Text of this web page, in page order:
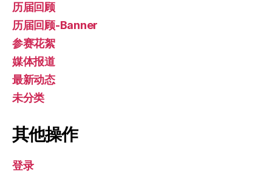
历届回顾
历届回顾-Banner
参赛花絮
媒体报道
最新动态
未分类
其他操作
登录